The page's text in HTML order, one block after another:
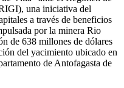
una iniciativa del
a través de beneficios
por la minera Rio
de 638 millones de dólares
del yacimiento ubicado en
de Antofagasta de